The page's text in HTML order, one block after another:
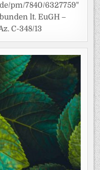
pm/7840/6327759"
lt. EuGH –
C-348/13